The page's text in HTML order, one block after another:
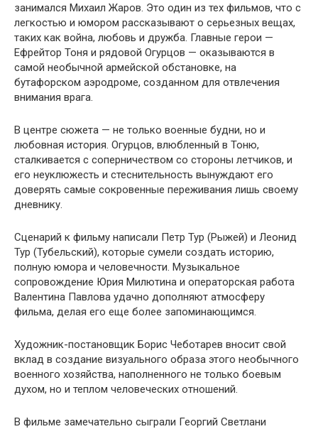
занимался Михаил Жаров. Это один из тех фильмов, что с
легкостью и юмором рассказывают о серьезных вещах,
таких как война, любовь и дружба. Главные герои —
Ефрейтор Тоня и рядовой Огурцов — оказываются в
самой необычной армейской обстановке, на
бутафорском аэродроме, созданном для отвлечения
внимания врага.
В центре сюжета — не только военные будни, но и
любовная история. Огурцов, влюбленный в Тоню,
сталкивается с соперничеством со стороны летчиков, и
его неуклюжесть и стеснительность вынуждают его
доверять самые сокровенные переживания лишь своему
дневнику.
Сценарий к фильму написали Петр Тур (Рыжей) и Леонид
Тур (Тубельский), которые сумели создать историю,
полную юмора и человечности. Музыкальное
сопровождение Юрия Милютина и операторская работа
Валентина Павлова удачно дополняют атмосферу
фильма, делая его еще более запоминающимся.
Художник-постановщик Борис Чеботарев вносит свой
вклад в создание визуального образа этого необычного
военного хозяйства, наполненного не только боевым
духом, но и теплом человеческих отношений.
В фильме замечательно сыграли Георгий Светлани